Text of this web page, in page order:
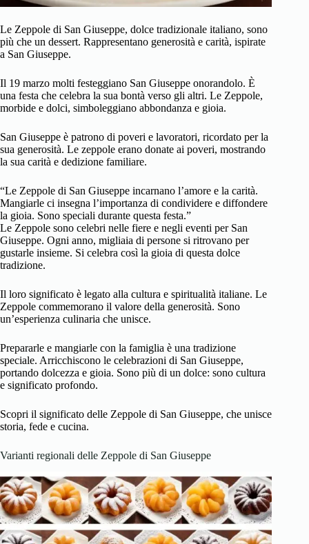
Le Zeppole di San Giuseppe, dolce tradizionale italiano, sono
più che un dessert. Rappresentano generosità e carità, ispirate
a San Giuseppe.
Il 19 marzo molti festeggiano San Giuseppe onorandolo. È
una festa che celebra la sua bontà verso gli altri. Le Zeppole,
morbide e dolci, simboleggiano abbondanza e gioia.
San Giuseppe è patrono di poveri e lavoratori, ricordato per la
sua generosità. Le zeppole erano donate ai poveri, mostrando
la sua carità e dedizione familiare.
“Le Zeppole di San Giuseppe incarnano l’amore e la carità.
Mangiarle ci insegna l’importanza di condividere e diffondere
la gioia. Sono speciali durante questa festa.”
Le Zeppole sono celebri nelle fiere e negli eventi per San
Giuseppe. Ogni anno, migliaia di persone si ritrovano per
gustarle insieme. Si celebra così la gioia di questa dolce
tradizione.
Il loro significato è legato alla cultura e spiritualità italiane. Le
Zeppole commemorano il valore della generosità. Sono
un’esperienza culinaria che unisce.
Prepararle e mangiarle con la famiglia è una tradizione
speciale. Arricchiscono le celebrazioni di San Giuseppe,
portando dolcezza e gioia. Sono più di un dolce: sono cultura
e significato profondo.
Scopri il significato delle Zeppole di San Giuseppe, che unisce
storia, fede e cucina.
Varianti regionali delle Zeppole di San Giuseppe